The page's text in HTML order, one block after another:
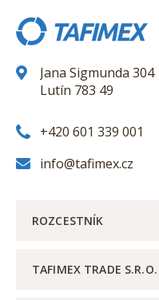
Jana Sigmunda 304
Lutín 783 49
+420 601 339 001
info@tafimex.cz
ROZCESTNÍK
TAFIMEX TRADE S.R.O.